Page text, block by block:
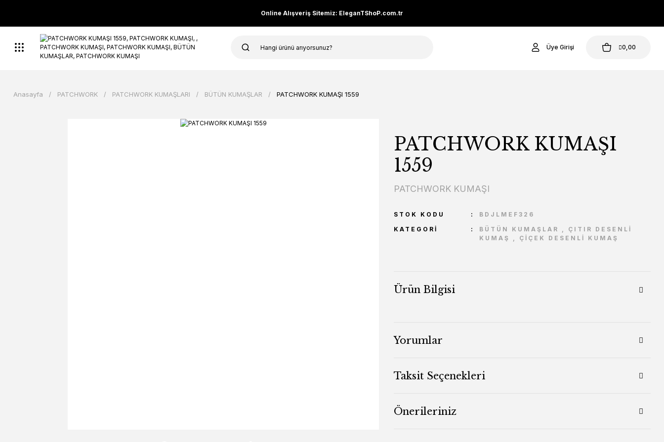
Online Alışveriş Sitemiz: EleganTShoP.com.tr
Üye Girişi 0,00
Anasayfa PATCHWORK PATCHWORK KUMAŞLARI BÜTÜN KUMAŞLAR PATCHWORK KUMAŞI 1559
PATCHWORK KUMAŞI
1559
PATCHWORK KUMAŞI
STOK KODU
BDJLMEF326
KATEGORI
BÜTÜN KUMAŞLAR , ÇITIR DESENLİ
KUMAŞ
, ÇİÇEK DESENLİ KUMAŞ
Ürün Bilgisi
Yorumlar
Taksit Seçenekleri
Önerileriniz